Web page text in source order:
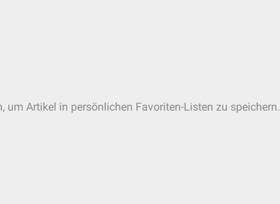
um Artikel in persönlichen Favoriten-Listen zu speichern.